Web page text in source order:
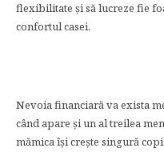
flexibilitate și să lucreze fie
confortul casei.
Nevoia financiară va exista
când apare și un al treilea
mămica își crește singură